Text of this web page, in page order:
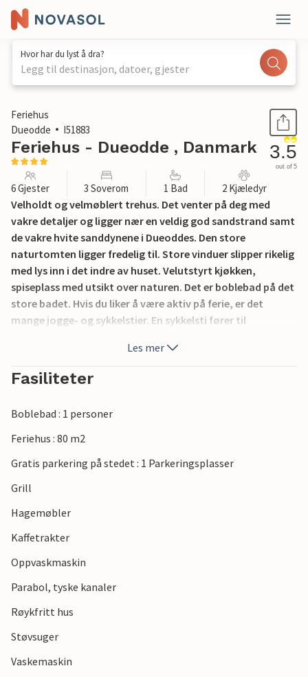
Hvor har du lyst å dra?
Legg til destinasjon, datoer, gjester
1 / 15
Feriehus
Dueodde
I51883
Feriehus - Dueodde , Danmark 3.5
out of 5
6 Gjester 3 Soverom 1 Bad 2 Kjæledyr
Velholdt og velmøblert trehus. Det venter på deg med
vakre detaljer og ligger nær en veldig god sandstrand samt
de vakre hvite sanddynene i Dueoddes. Den store
naturtomten ligger fredelig til. Store vinduer slipper rikelig
med lys inn i det indre av huset. Velutstyrt kjøkken,
spiseplass med utsikt over naturen. Det er boblebad på det
store badet. Hvis du liker å være aktiv på ferie, er det
mange jogge- og sykkelstier. En sykkelsti fører til
et fiskerøkeri og koselige spesialbutikker. Terrassen
inviterer deg til å slappe av i gode hagemøbler. Et feriehus
som passer for en ferie i alle årstider.
Les mer
Fasiliteter
Boblebad : 1 personer
Feriehus : 80 m2
Gratis parkering på stedet : 1 Parkeringsplasser
Grill
Hagemøbler
Kaffetrakter
Oppvaskmaskin
Parabol, tyske kanaler
Røykfritt hus
Støvsuger
Vaskemaskin